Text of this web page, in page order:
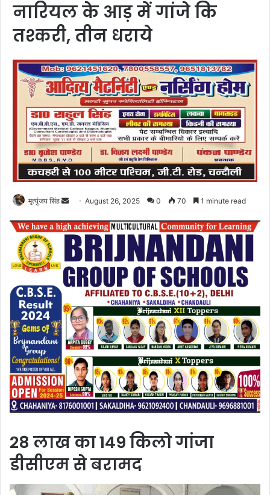
नारियल के आड़ में गांजे कि
तश्करी, तीन धराये
मृत्युंजय सिंह
Send
email
August 26, 2025 0 70 1 minute read
28 लाख का 149 किलो गांजा
डीसीएम से बरामद